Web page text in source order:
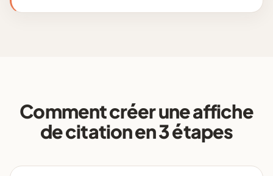
Comment créer une affiche
de citation en 3 étapes